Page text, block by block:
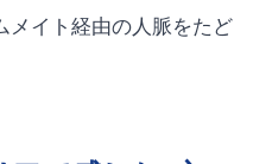
メイト経由の人脈をたど